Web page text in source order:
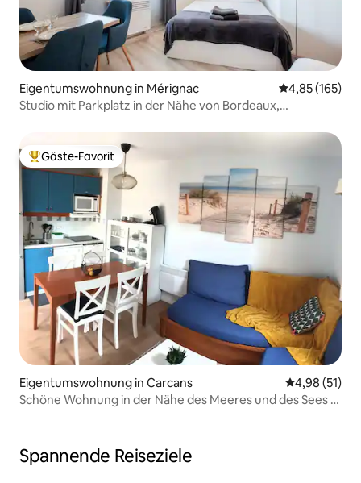
Eigentumswohnung in Mérignac
4,85 (165)
Studio mit Parkplatz in der Nähe von Bordeaux,
Beliebter Gäste-Favorit.
Gäste-Favorit
Eigentumswohnung in Carcans
4,98 (51)
Schöne Wohnung in der Nähe des Meeres und des Sees 1
Spannende Reiseziele